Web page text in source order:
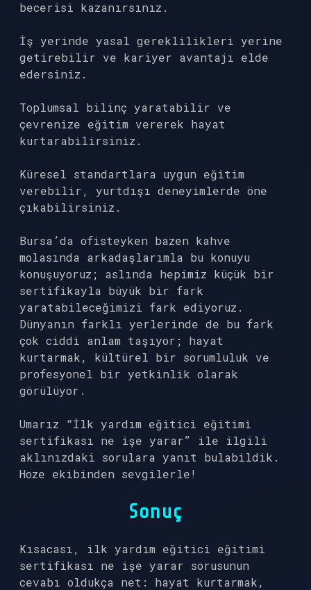
becerisi kazanırsınız.
İş yerinde yasal gereklilikleri yerine
getirebilir ve kariyer avantajı elde
edersiniz.
Toplumsal bilinç yaratabilir ve
çevrenize eğitim vererek hayat
kurtarabilirsiniz.
Küresel standartlara uygun eğitim
verebilir, yurtdışı deneyimlerde öne
çıkabilirsiniz.
Bursa’da ofisteyken bazen kahve
molasında arkadaşlarımla bu konuyu
konuşuyoruz; aslında hepimiz küçük bir
sertifikayla büyük bir fark
yaratabileceğimizi fark ediyoruz.
Dünyanın farklı yerlerinde de bu fark
çok ciddi anlam taşıyor; hayat
kurtarmak, kültürel bir sorumluluk ve
profesyonel bir yetkinlik olarak
görülüyor.
Umarız “İlk yardım eğitici eğitimi
sertifikası ne işe yarar” ile ilgili
aklınızdaki sorulara yanıt bulabildik.
Hoze ekibinden sevgilerle!
Sonuç
Kısacası, ilk yardım eğitici eğitimi
sertifikası ne işe yarar sorusunun
cevabı oldukça net: hayat kurtarmak,